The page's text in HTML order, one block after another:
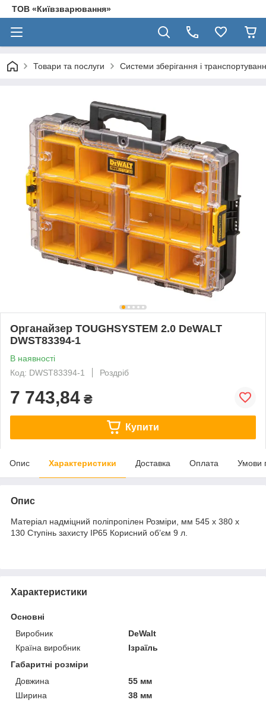
ТОВ «Київзварювання»
Товари та послуги Системи зберігання і
Органайзер TOUGHSYSTEM 2.0 DeWALT
DWST83394-1
В наявності
Код: DWST83394-1
Роздріб
7 743,84 ₴
Купити
Опис Характеристики Доставка Оплата Умови
Опис
Матеріал надміцний поліпропілен Розміри, мм 545 x 380 x
130 Ступінь захисту IP65 Корисний об’єм 9 л.
Характеристики
Основні
Виробник
DeWalt
Країна виробник
Ізраїль
Габаритні розміри
Довжина
55 мм
Ширина
38 мм